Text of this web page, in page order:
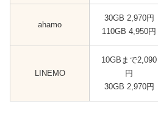
ahamo
30GB 2,970円
110GB 4,950円
LINEMO
10GBまで2,090
円
30GB 2,970円